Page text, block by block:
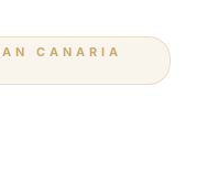
CANARIA